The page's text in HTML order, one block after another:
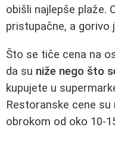
obišli najlepše plaže.
pristupačne, a gorivo
Što se tiče cena na
da su niže nego što
kupujete u
Restoranske cene su
obrokom od oko 10-